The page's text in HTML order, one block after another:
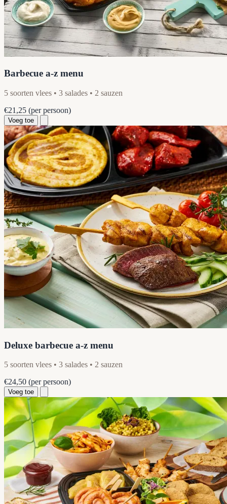
Barbecue a-z menu
5 soorten vlees • 3 salades • 2 sauzen
€21,25 (per persoon)
Voeg toe
Deluxe barbecue a-z menu
5 soorten vlees • 3 salades • 2 sauzen
€24,50 (per persoon)
Voeg toe